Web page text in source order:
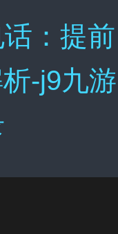
：提前
-j9九游